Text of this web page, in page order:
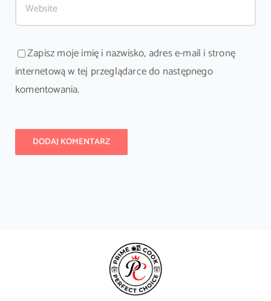
Zapisz moje imię i nazwisko, adres e-mail i stronę
internetową w tej przeglądarce do następnego
komentowania.